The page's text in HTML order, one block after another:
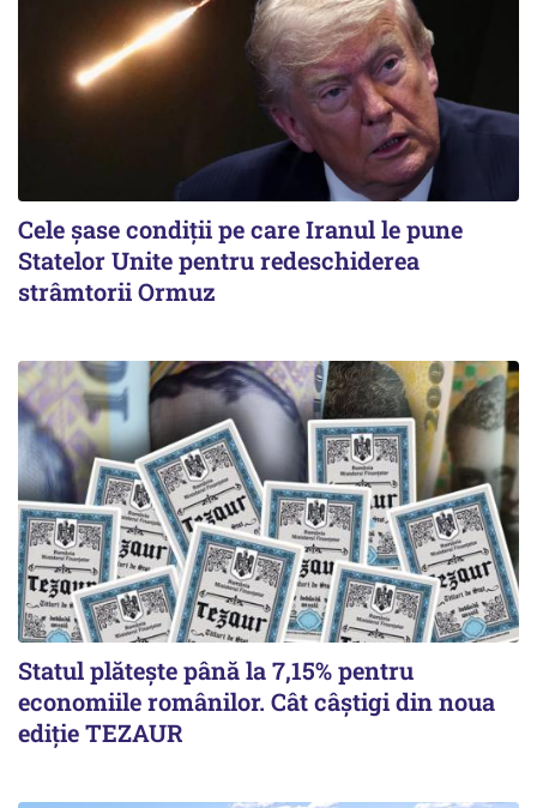
Cele șase condiții pe care Iranul le pune
Statelor Unite pentru redeschiderea
strâmtorii Ormuz
Statul plătește până la 7,15% pentru
economiile românilor. Cât câștigi din noua
ediție TEZAUR